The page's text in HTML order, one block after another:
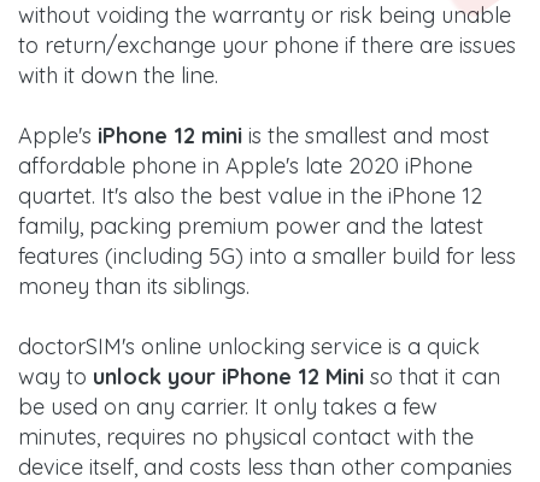
without voiding the warranty or risk being unable
to return/exchange your phone if there are issues
with it down the line.
Apple's iPhone 12 mini is the smallest and most
affordable phone in Apple's late 2020 iPhone
quartet. It's also the best value in the iPhone 12
family, packing premium power and the latest
features (including 5G) into a smaller build for less
money than its siblings.
doctorSIM's online unlocking service is a quick
way to unlock your iPhone 12 Mini so that it can
be used on any carrier. It only takes a few
minutes, requires no physical contact with the
device itself, and costs less than other companies